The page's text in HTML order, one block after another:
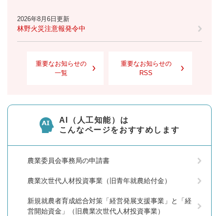
2026年8月6日更新
林野火災注意報発令中
重要なお知らせの
一覧
重要なお知らせの
RSS
AI（人工知能）は
こんなページをおすすめします
農業委員会事務局の申請書
農業次世代人材投資事業（旧青年就農給付金）
新規就農者育成総合対策「経営発展支援事業」と「経
営開始資金」（旧農業次世代人材投資事業）